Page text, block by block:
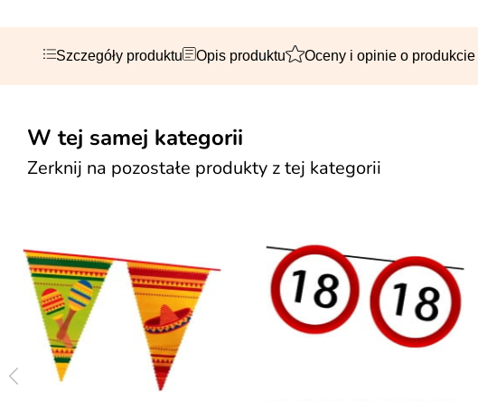
Szczegóły produktu Opis produktu Oceny i opinie o produkcie
W tej samej kategorii
Zerknij na pozostałe produkty z tej kategorii